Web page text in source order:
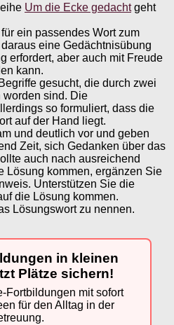
Um die Ecke gedachtgeht
ein passendes Wort zum
eine Gedächtnisübung
erfordert, aber auch mit Freude
kann.
gesucht, die durch zwei
worden sind. Die
so formuliert, dass die
auf der Hand liegt.
und deutlich vor und geben
Zeit, sich Gedanken über das
auch nach ausreichend
Lösung kommen, ergänzen Sie
Unterstützen Sie die
die Lösung kommen.
Lösungswort zu nennen.
in kleinen
Plätze sichern!
Fortbildungen mit sofort
für den Alltag in der